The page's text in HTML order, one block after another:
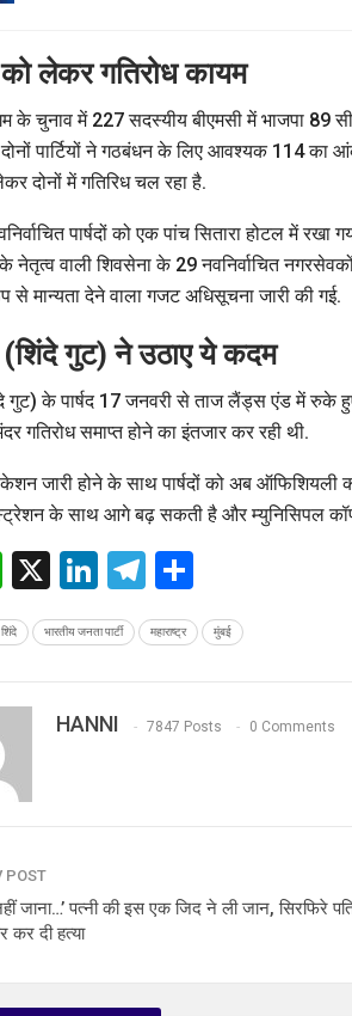
लेकर गतिरोध कायम
के चुनाव में 227 सदस्यीय बीएमसी में भाजपा 89
पार्टियों ने गठबंधन के लिए आवश्यक 114 का
दोनों में गतिरिध चल रहा है.
पार्षदों को एक पांच सितारा होटल में
नेतृत्व वाली शिवसेना के 29 नवनिर्वाचित
से मान्यता देने वाला गजट अधिसूचना जारी की गई.
(शिंदे गुट) ने उठाए ये कदम
गुट) के पार्षद 17 जनवरी से ताज लैंड्स एंड में रुके हुए
गतिरोध समाप्त होने का इंतजार कर रही थी.
जारी होने के साथ पार्षदों को अब ऑफिशियली
के साथ आगे बढ़ सकती है और म्युनिसिपल
WhatsApp
X LinkedIn
Telegram
भारतीय जनता पार्टी महाराष्ट्र मुंबई
HANNI 7847 Posts 0 Comments
POST
जाना…’ पत्नी की इस एक जिद ने ली जान, सिरफिरे
कर दी हत्या